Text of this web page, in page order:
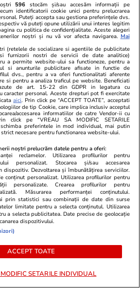
12:25
care l-a
Disney va avea
Vacanțe și
OMD
conceptul
sudului
la presa
și
596 stocăm și/sau accesăm informații pe
identificatorii cookie unici pentru prelucrarea
Puteți accepta sau gestiona preferințele dvs.
vă puteți opune utilizării unui interes legitim
cu politica de confidențialitate. Aceste alegeri
noștri și nu vă vor afecta navigarea. Mai
(retelele de socializare si agentiile de publicitate
furnizorii nostri de servicii de date analitice)
a permite website-ului sa functioneze, pentru a
si anunturile publicitare afisate in functie de
dvs., pentru a va oferi functionalitati aferente
si pentru a analiza traficul pe website. Beneficiati
de art. 15-22 din GDPR in legatura cu
caracter personal. Aceste drepturi pot fi exercitate
aici. Prin click pe “ACCEPT TOATE”, acceptati
de tip Cookie, care implica inclusiv acceptul
accesarea informatiilor de catre Vendor-ii cu
click pe “VREAU SA MODIFIC SETARILE
schimba preferintele in mod individual, mai putin
necesare pentru functionarea website-ului.
noștri prelucrăm datele pentru a oferi:
reclamelor. Utilizarea profilurilor pentru
personalizat. Stocarea și/sau accesarea
dispozitiv. Dezvoltarea și îmbunătățirea serviciilor.
conținut personalizat. Utilizarea profilurilor pentru
personalizate. Crearea profilurilor pentru
Măsurarea performanței conținutului.
prin statistici sau combinații de date din surse
limitate pentru a selecta conținutul. Utilizarea
a selecta publicitatea. Date precise de geolocație
dispozitivului.
ACCEPT TOATE
SETARILE INDIVIDUAL